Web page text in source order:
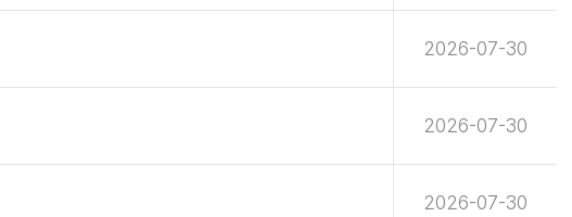
2026-07-30
2026-07-30
2026-07-30